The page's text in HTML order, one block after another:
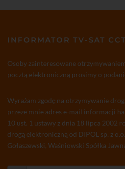
INFORMATOR TV-SAT
Osoby zainteresowane
pocztą elektroniczną prosimy o
Wyrażam zgodę na otrzymywanie
przeze mnie adres e-mail informacji
10 ust. 1 ustawy z dnia 18 lipca 2002
drogą elektroniczną od DIPOL sp. z
Gołaszewski, Waśniowski Spółka